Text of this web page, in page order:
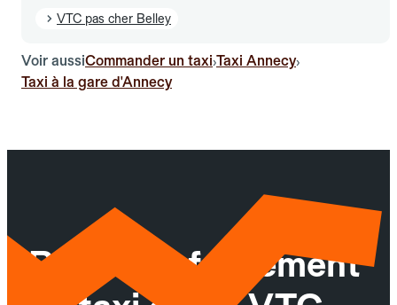
VTC pas cher Belley
Voir aussiCommander un taxi›Taxi Annecy›
Taxi à la gare d'Annecy
Réservez facilement